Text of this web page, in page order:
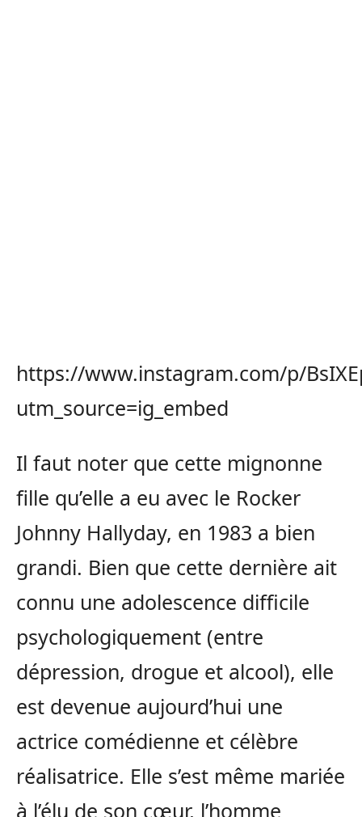
https://www.instagram.com/p/
utm_source=ig_embed
Il faut noter que cette mignonne
fille qu’elle a eu avec le Rocker
Johnny Hallyday, en 1983 a bien
grandi. Bien que cette dernière ait
connu une adolescence difficile
psychologiquement (entre
dépression, drogue et alcool), elle
est devenue aujourd’hui une
actrice comédienne et célèbre
réalisatrice. Elle s’est même mariée
à l’élu de son cœur, l’homme